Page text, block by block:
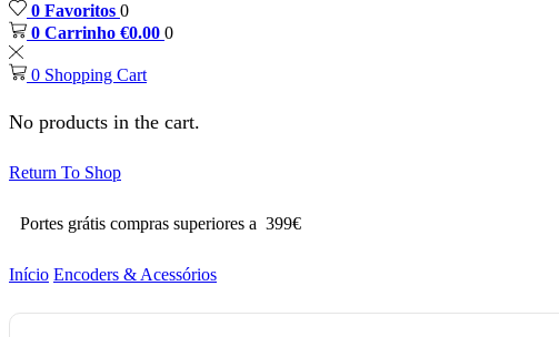
0 Favoritos 0
0 Carrinho €0.00 0
0 Shopping Cart
No products in the cart.
Return To Shop
Portes grátis compras superiores a 399€
Início Encoders & Acessórios